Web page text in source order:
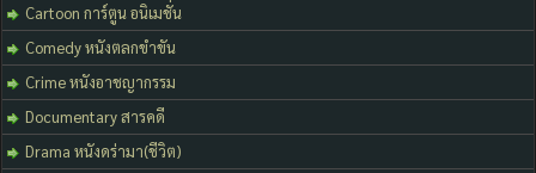
Cartoon การ์ตูน อนิเมชั่น
Comedy หนังตลกขำขัน
Crime หนังอาชญากรรม
Documentary สารคดี
Drama หนังดร่ามา(ชีวิต)